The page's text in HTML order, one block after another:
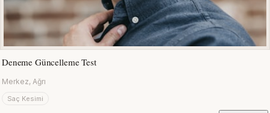
Deneme Güncelleme Test
Merkez, Ağrı
Saç Kesimi